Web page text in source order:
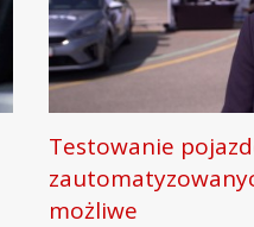
Testowanie
możliwe